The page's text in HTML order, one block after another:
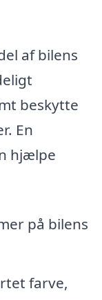
af bilens
beskytte
En
hjælpe
på bilens
farve,